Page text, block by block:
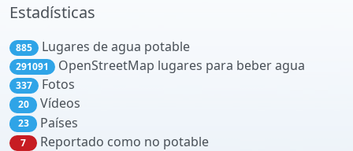
Estadísticas
885 Lugares de agua potable
291091 OpenStreetMap lugares para beber agua
337 Fotos
20 Vídeos
23 Países
7 Reportado como no potable